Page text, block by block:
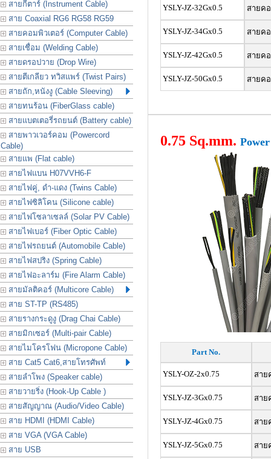
สายกีตาร์ (Instrument Cable)
สาย Coaxial RG6 RG58 RG59
สายคอมพิวเตอร์ (Computer Cable)
สายเชื่อม (Welding Cable)
สายดรอปวาย (Drop Wire)
สายตีเกลียว ทวิสแพร์ (Twist Pairs)
สายถัก,หนังงู (Cable Sleeving)
สายทนร้อน (FiberGlass cable)
สายแบตเตอรี่รถยนต์ (Battery cable)
สายพาวเวอร์คอม (Powercord
Cable)
สายแพ (Flat cable)
สายไฟแบน H07VVH6-F
สายไฟคู่, ดำ-แดง (Twins Cable)
สายไฟซิลิโคน (Silicone cable)
สายไฟโซลาเซลล์ (Solar PV Cable)
สายไฟเบอร์ (Fiber Optic Cable)
สายไฟรถยนต์ (Automobile Cable)
สายไฟสปริง (Spring Cable)
สายไฟอะลาร์ม (Fire Alarm Cable)
สายมัลติคอร์ (Multicore Cable)
สาย ST-TP (RS485)
สายรางกระดูงู (Drag Chai Cable)
สายมิกเซอร์ (Multi-pair Cable)
สายไมโครโฟน (Micropone Cable)
สาย Cat5 Cat6,สายโทรศัพท์
สายลำโพง (Speaker cable)
สายวายริ่ง (Hook-Up Cable )
สายสัญญาณ (Audio/Video Cable)
สาย HDMI (HDMI Cable)
สาย VGA (VGA Cable)
สาย USB
YSLY-JZ-32Gx0.5 สายคอ
YSLY-JZ-34Gx0.5 สายคอ
YSLY-JZ-42Gx0.5 สายคอ
YSLY-JZ-50Gx0.5 สายคอ
0.75 Sq.mm.
Part No.
YSLY-OZ-2x0.75 สาย
YSLY-JZ-3Gx0.75 สาย
YSLY-JZ-4Gx0.75 สาย
YSLY-JZ-5Gx0.75 สาย